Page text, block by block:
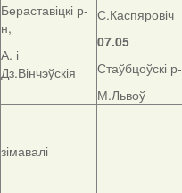
Бераставіцкі р-
н,
А. і
Дз.Вінчэўскія
С.Каспяровіч
07.05
Стаўбцоўскі
М.Львоў
зімавалі